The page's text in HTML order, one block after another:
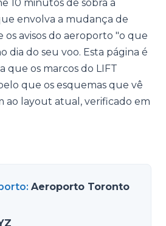
10 minutos de sobra a
envolva a mudança de
avisos do aeroporto "o que
dia do seu voo. Esta página é
que os marcos do LIFT
que os esquemas que vê
ao layout atual, verificado em
: Aeroporto Toronto